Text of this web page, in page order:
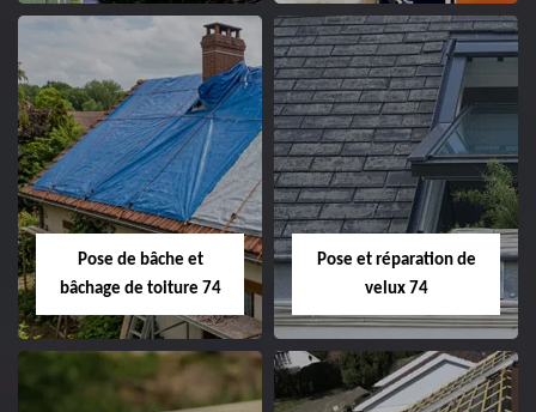
Pose de bâche et
bâchage de toiture 74
Pose et réparation de
velux 74